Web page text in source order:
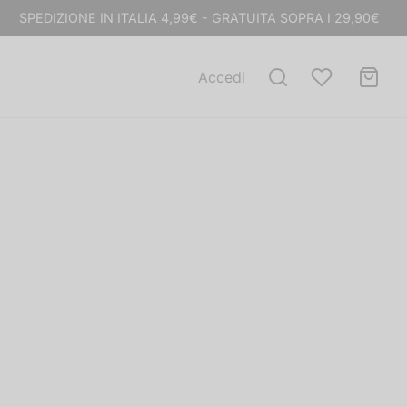
SPEDIZIONE IN ITALIA 4,99€ - GRATUITA SOPRA I 29,90€
Accedi